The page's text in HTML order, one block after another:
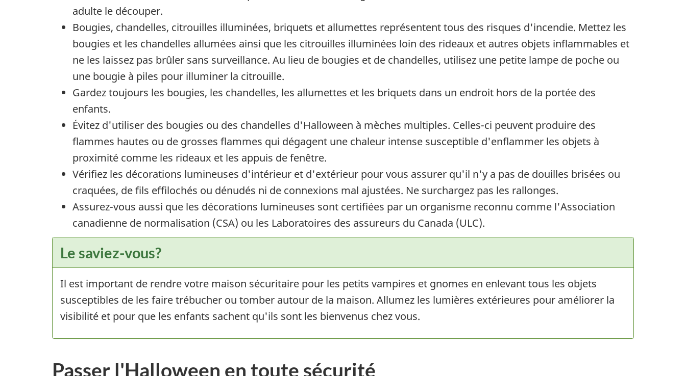
adulte le découper.
Bougies, chandelles, citrouilles illuminées, briquets et allumettes représentent tous des risques d'incendie. Mettez les
bougies et les chandelles allumées ainsi que les citrouilles illuminées loin des rideaux et autres objets inflammables et
ne les laissez pas brûler sans surveillance. Au lieu de bougies et de chandelles, utilisez une petite lampe de poche ou
une bougie à piles pour illuminer la citrouille.
Gardez toujours les bougies, les chandelles, les allumettes et les briquets dans un endroit hors de la portée des
enfants.
Évitez d'utiliser des bougies ou des chandelles d'Halloween à mèches multiples. Celles-ci peuvent produire des
flammes hautes ou de grosses flammes qui dégagent une chaleur intense susceptible d'enflammer les objets à
proximité comme les rideaux et les appuis de fenêtre.
Vérifiez les décorations lumineuses d'intérieur et d'extérieur pour vous assurer qu'il n'y a pas de douilles brisées ou
craquées, de fils effilochés ou dénudés ni de connexions mal ajustées. Ne surchargez pas les rallonges.
Assurez-vous aussi que les décorations lumineuses sont certifiées par un organisme reconnu comme l'Association
canadienne de normalisation (CSA) ou les Laboratoires des assureurs du Canada (ULC).
Le saviez-vous?
Il est important de rendre votre maison sécuritaire pour les petits vampires et gnomes en enlevant tous les objets
susceptibles de les faire trébucher ou tomber autour de la maison. Allumez les lumières extérieures pour améliorer la
visibilité et pour que les enfants sachent qu'ils sont les bienvenus chez vous.
Passer l'Halloween en toute sécurité